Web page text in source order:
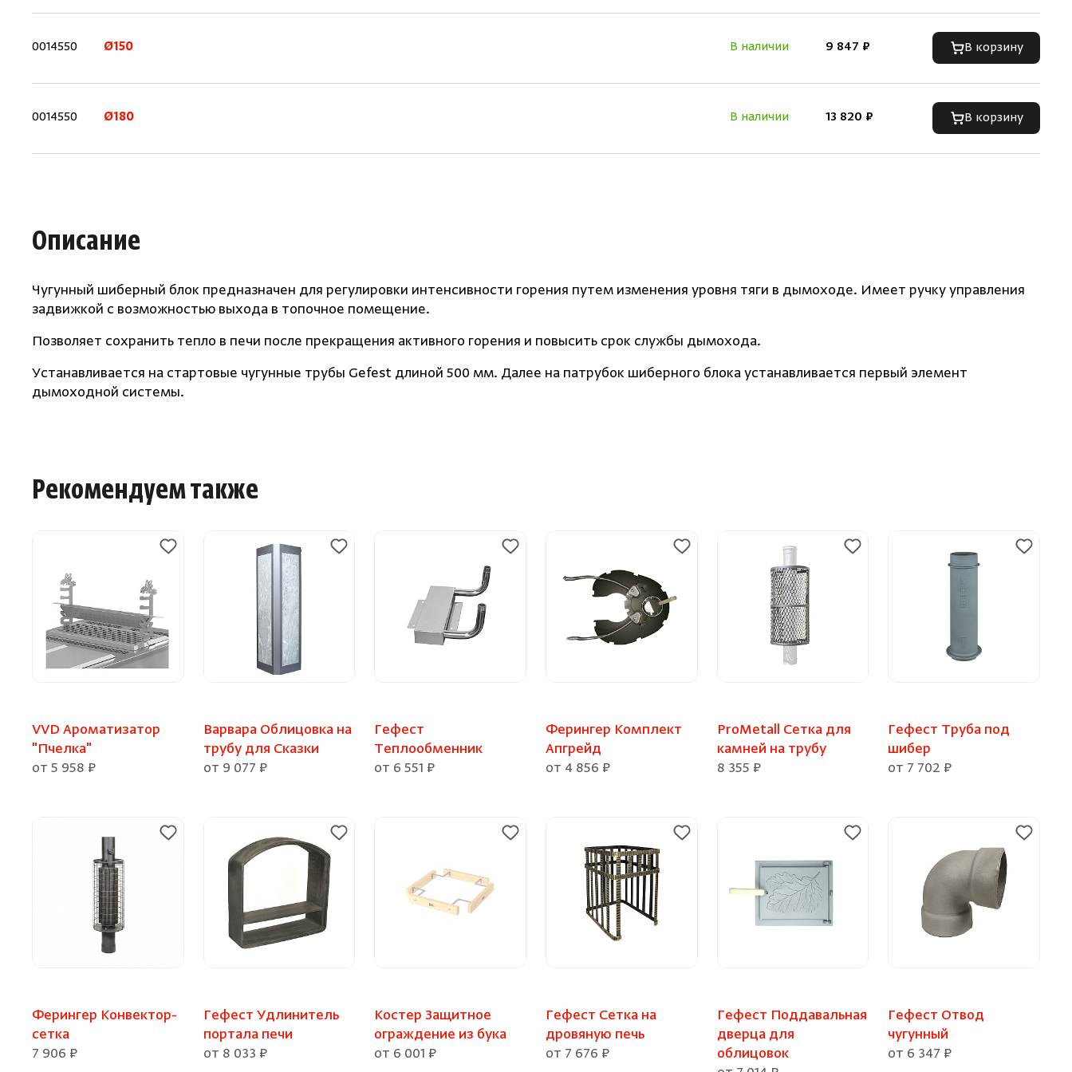
0014550 Ø150 В наличии 9 847 ₽ В корзину
0014550 Ø180 В наличии 13 820 ₽ В корзину
Описание
Чугунный шиберный блок предназначен для регулировки интенсивности горения путем изменения уровня тяги в дымоходе. Имеет ручку управления
задвижкой с возможностью выхода в топочное помещение.
Позволяет сохранить тепло в печи после прекращения активного горения и повысить срок службы дымохода.
Устанавливается на стартовые чугунные трубы Gefest длиной 500 мм. Далее на патрубок шиберного блока устанавливается первый элемент
дымоходной системы.
Рекомендуем также
VVD Ароматизатор
"Пчелка"
от 5 958 ₽
Варвара Облицовка на
трубу для Сказки
от 9 077 ₽
Гефест
Теплообменник
от 6 551 ₽
Ферингер Комплект
Апгрейд
от 4 856 ₽
ProMetall Сетка для
камней на трубу
8 355 ₽
Гефест Труба под
шибер
от 7 702 ₽
Ферингер Конвектор-
сетка
7 906 ₽
Гефест Удлинитель
портала печи
от 8 033 ₽
Костер Защитное
ограждение из бука
от 6 001 ₽
Гефест Сетка на
дровяную печь
от 7 676 ₽
Гефест Поддавальная
дверца для
облицовок
Гефест Отвод
чугунный
от 6 347 ₽